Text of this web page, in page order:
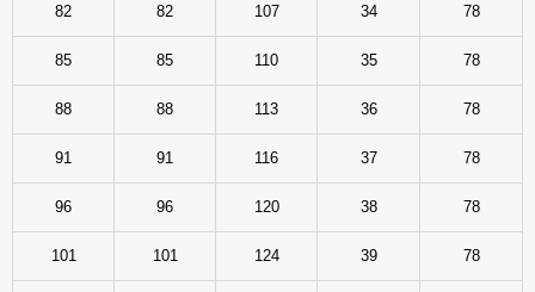
82 82 107 34 78
85 85 110 35 78
88 88 113 36 78
91 91 116 37 78
96 96 120 38 78
101 101 124 39 78